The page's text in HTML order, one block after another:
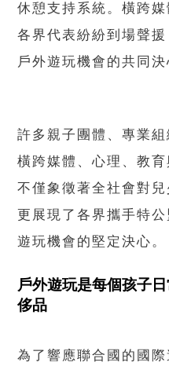
休憩支持系統。橫跨
各界代表紛紛到場聲
戶外遊玩機會的共同決
許多親子團體、專業
橫跨媒體、心理、教
不僅象徵著全社會對
更展現了各界攜手特
遊玩機會的堅定決心。
戶外遊玩是每個孩子
侈品
為了響應聯合國的國